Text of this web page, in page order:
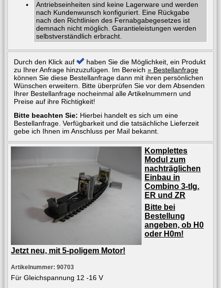
Antriebseinheiten sind keine Lagerware und werden
nach Kundenwunsch konfiguriert. Eine Rückgabe
nach den Richtlinien des Fernabgabegesetzes ist
demnach nicht möglich. Garantieleistungen werden
selbstverständlich erbracht.
Durch den Klick auf
haben Sie die Möglichkeit, ein Produkt
zu Ihrer Anfrage hinzuzufügen. Im Bereich » Bestellanfrage
können Sie diese Bestellanfrage dann mit ihren persönlichen
Wünschen erweitern. Bitte überprüfen Sie vor dem Absenden
Ihrer Bestellanfrage nocheinmal alle Artikelnummern und
Preise auf ihre Richtigkeit!
Bitte beachten Sie: Hierbei handelt es sich um eine
Bestellanfrage. Verfügbarkeit und die tatsächliche Lieferzeit
gebe ich Ihnen im Anschluss per Mail bekannt.
Komplettes
Modul zum
nachträglichen
Einbau in
Combino 3-tlg.
ER und ZR
Bitte bei
Bestellung
angeben, ob H0
oder H0m!
Jetzt neu, mit 5-poligem Motor!
Artikelnummer: 90703
Für Gleichspannung 12 -16 V